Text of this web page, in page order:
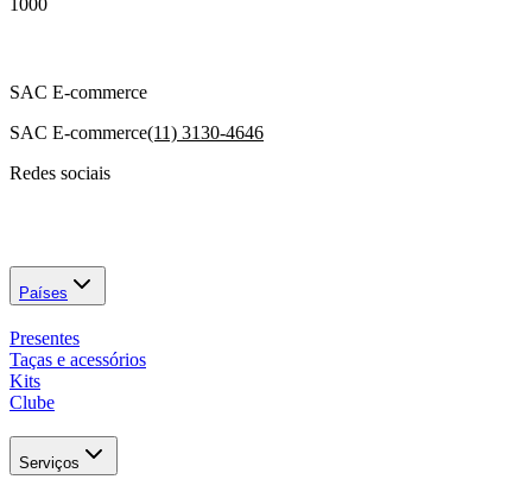
1000
SAC E-commerce
SAC E-commerce(11) 3130-4646
Redes sociais
Países
Presentes
Taças e acessórios
Kits
Clube
Serviços